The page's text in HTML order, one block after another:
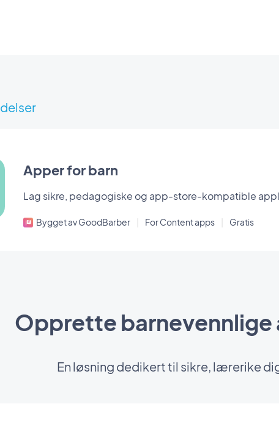
Apper for barn
Lag sikre, pedagogiske og app-store-kompatible
Bygget av GoodBarber For Content apps Gratis
Opprette barnevennlige
En løsning dedikert til sikre, lærerike